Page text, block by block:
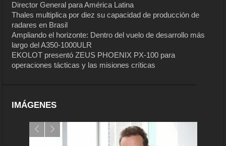
Director General para América Latina
Thales multiplica por diez su capacidad de producción de
radares en Brasil
Ampliando el horizonte: Dentro del vuelo de desarrollo más
largo del A350-1000ULR
EKOLOT presentó ZEUS PHOENIX PX-100 para
operaciones tácticas y las misiones críticas
IMÁGENES